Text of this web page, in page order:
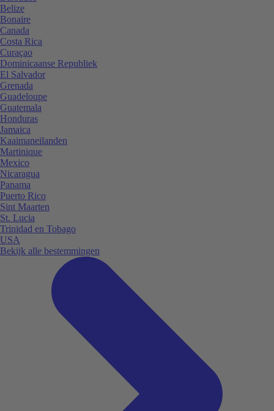
Belize
Bonaire
Canada
Costa Rica
Curaçao
Dominicaanse Republiek
El Salvador
Grenada
Guadeloupe
Guatemala
Honduras
Jamaica
Kaaimaneilanden
Martinique
Mexico
Nicaragua
Panama
Puerto Rico
Sint Maarten
St. Lucia
Trinidad en Tobago
USA
Bekijk alle bestemmingen